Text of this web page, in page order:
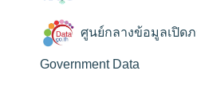
ศูนย์กลางข้อมูลเปิดภ
Government Data